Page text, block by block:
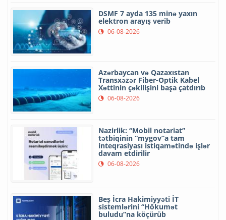
DSMF 7 ayda 135 minə yaxın
elektron arayış verib
06-08-2026
Azərbaycan və Qazaxıstan
Transxəzər Fiber-Optik Kabel
Xəttinin çəkilişini başa çatdırıb
06-08-2026
Nazirlik: “Mobil notariat”
tətbiqinin “mygov”a tam
inteqrasiyası istiqamətində işlər
davam etdirilir
06-08-2026
Beş İcra Hakimiyyəti İT
sistemlərini “Hökumət
buludu”na köçürüb